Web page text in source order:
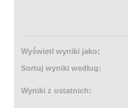
Wyświetl wyniki jako:
Sortuj wyniki według:
Wyniki z ostatnich: